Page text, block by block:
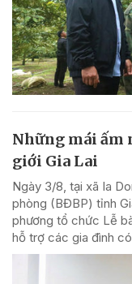
Những mái ấm
giới Gia Lai
Ngày 3/8, tại xã Ia
phòng (BĐBP) tỉnh
phương tổ chức Lễ
hỗ trợ các gia đình